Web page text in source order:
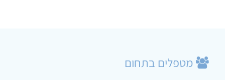
מטפלים בתחום